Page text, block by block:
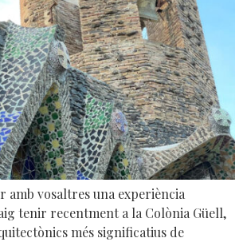
amb vosaltres una experiència
tenir recentment a la Colònia Güell,
més significatius de